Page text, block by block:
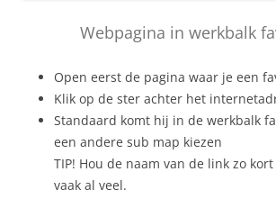
Webpagina in werkbalk
Open eerst de pagina waar je een
Klik op de ster achter het
Standaard komt hij in de werkbalk
een andere sub map kiezen
TIP! Hou de naam van de link zo
vaak al veel.